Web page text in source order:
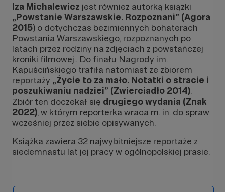
Iza Michalewicz jest również autorką książki
„Powstanie Warszawskie. Rozpoznani” (Agora
2015) o dotychczas bezimiennych bohaterach
Powstania Warszawskiego, rozpoznanych po
latach przez rodziny na zdjęciach z powstańczej
kroniki filmowej.. Do finału Nagrody im.
Kapuścińskiego trafiła natomiast ze zbiorem
reportaży „Życie to za mało. Notatki o stracie i
poszukiwaniu nadziei” (Zwierciadło 2014)
Zbiór ten doczekał się drugiego wydania (Znak
2022) , w którym reporterka wraca m. in. do spraw
wcześniej przez siebie opisywanych.
Książka zawiera 32 najwybitniejsze reportaże z
siedemnastu lat jej pracy w ogólnopolskiej prasie.